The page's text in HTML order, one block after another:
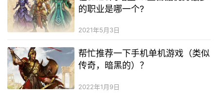
的职业是哪一个?
2021年5月3日
帮忙推荐一下手机单机游戏（类似
传奇，暗黑的）？
2022年1月9日